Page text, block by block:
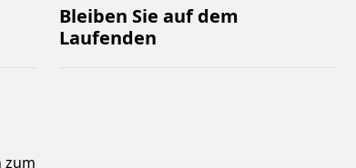
zum
Bleiben Sie auf dem
Laufenden